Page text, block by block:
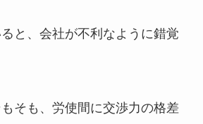
と、会社が不利なように錯覚
そも、労使間に交渉力の格差